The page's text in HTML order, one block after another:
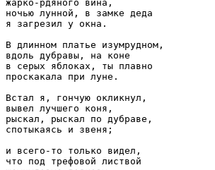
жарко-рдяного вина,
ночью лунной, в замке деда
я загрезил у окна.
В длинном платье изумрудном,
вдоль дубравы, на коне
в серых яблоках, ты плавно
проскакала при луне.
Встал я, гончую окликнул,
вывел лучшего коня,
рыскал, рыскал по дубраве,
спотыкаясь и звеня;
и всего-то только видел,
что под трефовой листвой